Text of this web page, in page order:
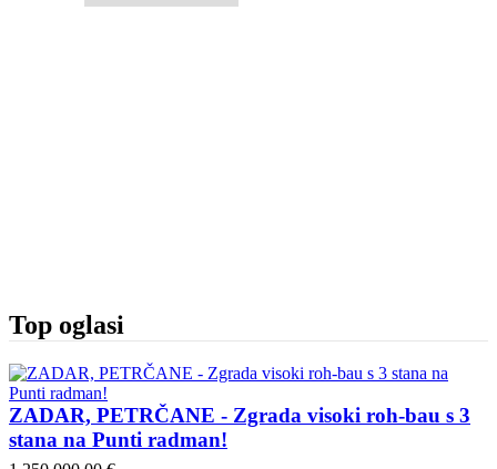
Top oglasi
ZADAR, PETRČANE - Zgrada visoki roh-bau s 3
stana na Punti radman!